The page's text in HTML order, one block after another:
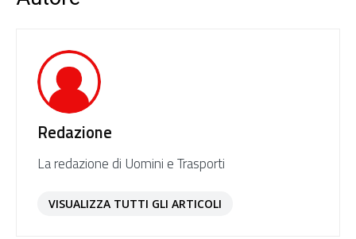
Redazione
La redazione di Uomini e Trasporti
VISUALIZZA TUTTI GLI ARTICOLI